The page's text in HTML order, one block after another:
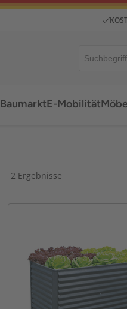
BaumarktE-Mobilität
2 Ergebnisse